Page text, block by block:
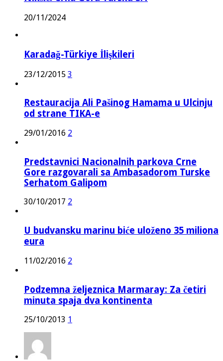
20/11/2024
Karadağ-Türkiye İlişkileri
23/12/2015 3
Restauracija Ali Pašinog Hamama u Ulcinju
od strane TIKA-e
29/01/2016 2
Predstavnici Nacionalnih parkova Crne
Gore razgovarali sa Ambasadorom Turske
Serhatom Galipom
30/10/2017 2
U budvansku marinu biće uloženo 35 miliona
eura
11/02/2016 2
Podzemna željeznica Marmaray: Za četiri
minuta spaja dva kontinenta
25/10/2013 1